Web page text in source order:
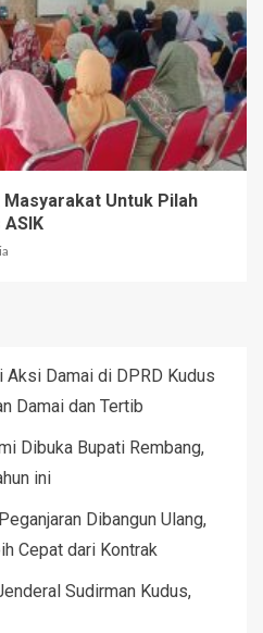
Untuk Pilah
Damai di DPRD Kudus
Damai dan Tertib
Dibuka Bupati Rembang,
ini
Dibangun Ulang,
Cepat dari Kontrak
Sudirman Kudus,